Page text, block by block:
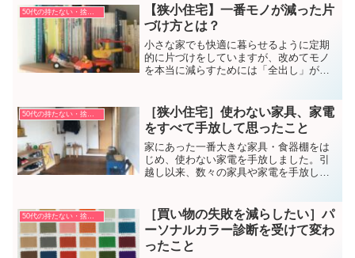
【狭小住宅】一番モノが減った片
づけ方とは？
小さな家でも快適に暮らせるように定期
的に片づけをしていますが、改めてモノ
を本当に減らすためには「全出し」が効
50代の持たない・捨てない暮らし方
［狭小住宅］使わない家具、家電
をすべて手放して思ったこと
家にあった一番大きな家具・食器棚をは
じめ、使わない家電を手放しました。引
越し以来、数々の家具や家電を手放して
50代の持たない・捨てない暮らし方
［買い物の失敗を減らしたい］パ
ーソナルカラー診断を受けて変わ
ったこと